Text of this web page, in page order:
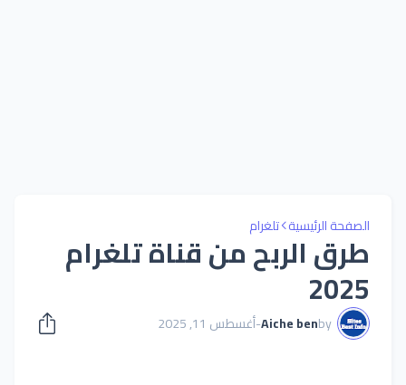
الصفحة الرئيسية تلغرام
طرق الربح من قناة تلغرام
2025
by
Aiche ben
-أغسطس 11, 2025